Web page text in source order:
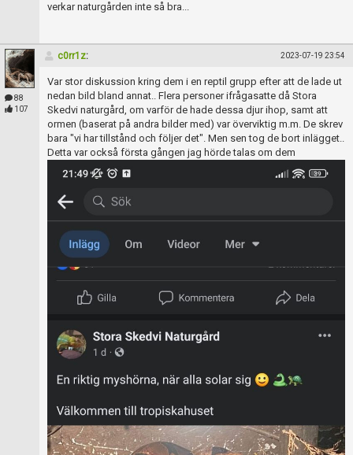
verkar naturgården inte så bra...
88
107
c0rr1z: 2023-07-19 23:54
Var stor diskussion kring dem i en reptil grupp efter att de lade ut
nedan bild bland annat.. Flera personer ifrågasatte då Stora
Skedvi naturgård, om varför de hade dessa djur ihop, samt att
ormen (baserat på andra bilder med) var överviktig m.m. De skrev
bara "vi har tillstånd och följer det". Men sen tog de bort inlägget..
Detta var också första gången jag hörde talas om dem